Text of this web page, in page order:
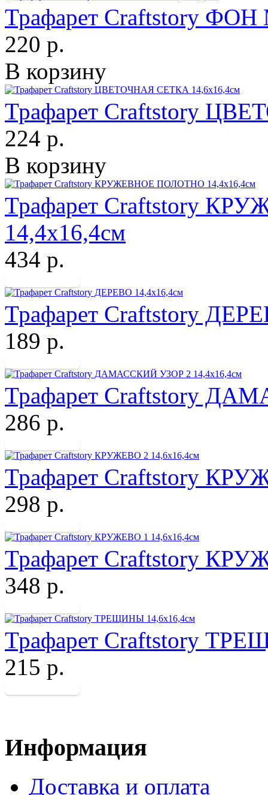
Трафарет Craftstory
220 р.
В корзину
Трафарет Craftstory
224 р.
В корзину
Трафарет Craftstory
14,4х16,4см
434 р.
Трафарет Craftstory
189 р.
Трафарет Craftstory
286 р.
Трафарет Craftstory
298 р.
Трафарет Craftstory
348 р.
Трафарет Craftstory
215 р.
Информация
Доставка и оплата